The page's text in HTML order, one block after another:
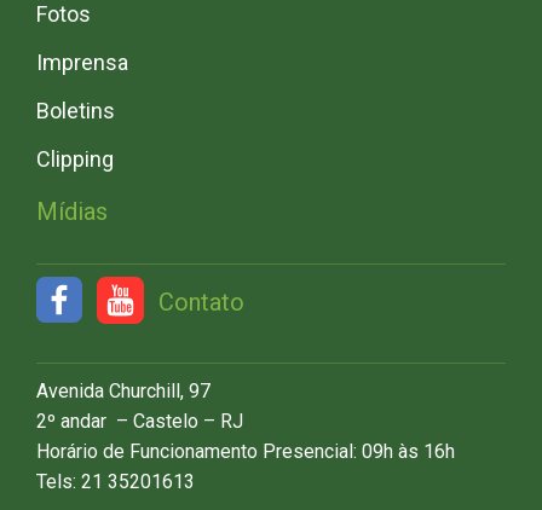
Fotos
Imprensa
Boletins
Clipping
Mídias
Contato
Avenida Churchill, 97
2º andar – Castelo – RJ
Horário de Funcionamento Presencial: 09h às 16h
Tels: 21 35201613